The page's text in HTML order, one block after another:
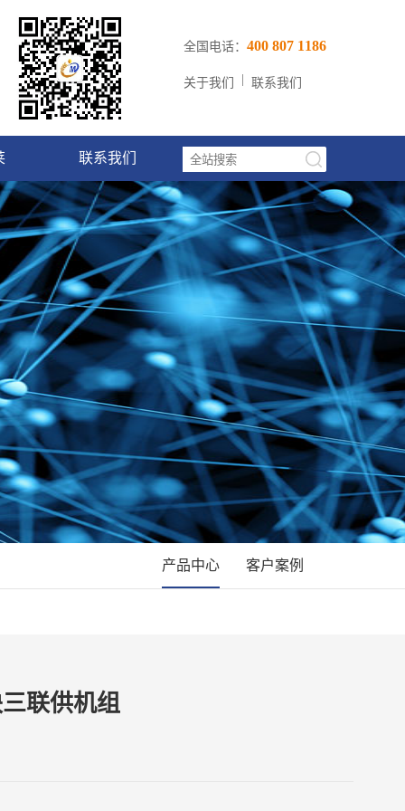
全国电话： 400 807 1186
关于我们 联系我们
联系我们
产品中心 客户案例
联供机组